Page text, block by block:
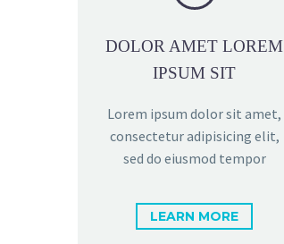
DOLOR AMET LOREM
IPSUM SIT
Lorem ipsum dolor sit amet,
consectetur adipisicing elit,
sed do eiusmod tempor
LEARN MORE